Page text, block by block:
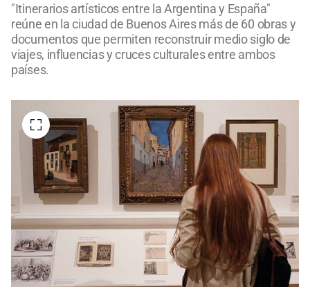
"Itinerarios artísticos entre la Argentina y España"
reúne en la ciudad de Buenos Aires más de 60 obras y
documentos que permiten reconstruir medio siglo de
viajes, influencias y cruces culturales entre ambos
países.